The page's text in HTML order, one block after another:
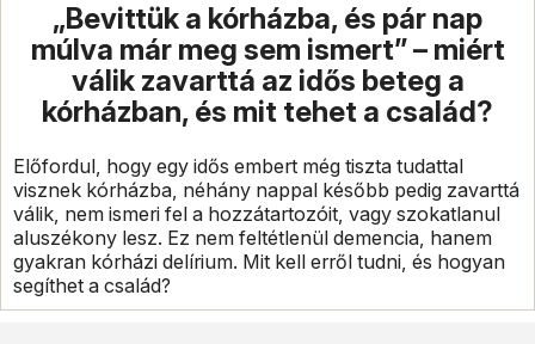
„Bevittük a kórházba, és pár nap
múlva már meg sem ismert” – miért
válik zavarttá az idős beteg a
kórházban, és mit tehet a család?
Előfordul, hogy egy idős embert még tiszta tudattal
visznek kórházba, néhány nappal később pedig zavarttá
válik, nem ismeri fel a hozzátartozóit, vagy szokatlanul
aluszékony lesz. Ez nem feltétlenül demencia, hanem
gyakran kórházi delírium. Mit kell erről tudni, és hogyan
segíthet a család?